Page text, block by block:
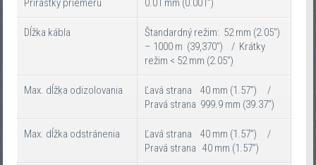
Dĺžka kábla
Štandardný režim: 52 mm (2.05”)
– 1000 m (39,370”) / Krátky
režim < 52 mm (2.05”)
Max. dĺžka odizolovania
Ľavá strana 40 mm (1.57”) /
Pravá strana 999.9 mm (39.37”)
Max. dĺžka odstránenia
Ľavá strana 40 mm (1.57”) /
Pravá strana 40 mm (1.57”)